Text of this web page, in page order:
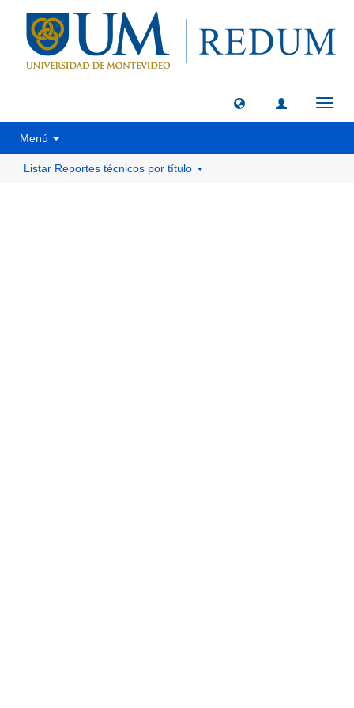
Menú
Listar Reportes técnicos por título